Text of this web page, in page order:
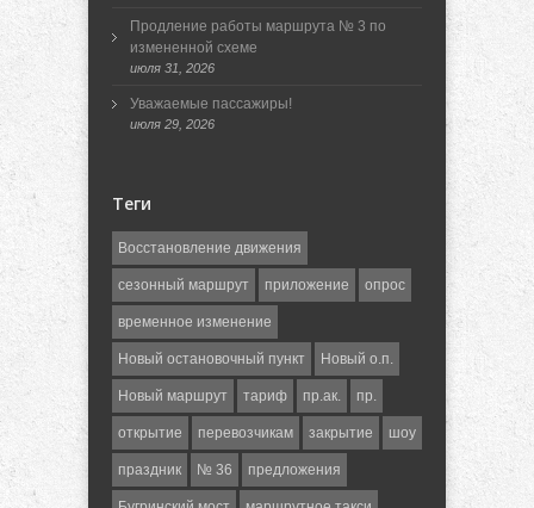
Продление работы маршрута № 3 по
измененной схеме
июля 31, 2026
Уважаемые пассажиры!
июля 29, 2026
Теги
Восстановление движения
сезонный маршрут приложение опрос
временное изменение
Новый остановочный пункт Новый о.п.
Новый маршрут тариф пр.ак. пр.
открытие перевозчикам закрытие шоу
праздник № 36 предложения